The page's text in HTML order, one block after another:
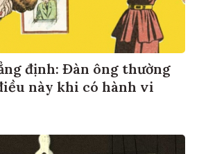
định: Đàn ông thường
này khi có hành vi